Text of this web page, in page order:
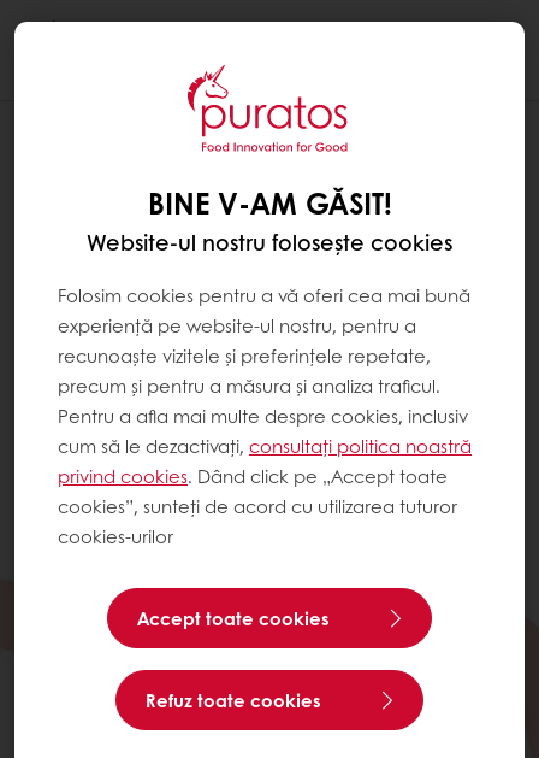
BINE V-AM GĂSIT!
Website-ul nostru folosește cookies
Folosim cookies pentru a vă oferi cea mai bună
experiență pe website-ul nostru, pentru a
recunoaște vizitele și preferințele repetate,
precum și pentru a măsura și analiza traficul.
Pentru a afla mai multe despre cookies, inclusiv
cum să le dezactivați, consultați politica noastră
privind cookies. Dând click pe „Accept toate
cookies”, sunteți de acord cu utilizarea tuturor
cookies-urilor
Accept toate cookies
Refuz toate cookies